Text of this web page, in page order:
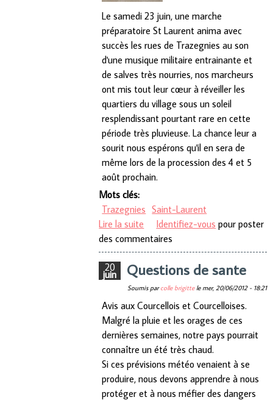
Le samedi 23 juin, une marche
préparatoire St Laurent anima avec
succès les rues de Trazegnies au son
d'une musique militaire entrainante et
de salves très nourries, nos marcheurs
ont mis tout leur cœur à réveiller les
quartiers du village sous un soleil
resplendissant pourtant rare en cette
période très pluvieuse. La chance leur a
sourit nous espérons qu'il en sera de
même lors de la procession des 4 et 5
août prochain.
Mots clés:
Trazegnies Saint-Laurent
Lire la suite de Marche préparatoire Saint-
Laurent
Identifiez-vous pour poster
des commentaires
20
juin Questions de sante
Soumis parcolle brigittele mer, 20/06/2012 - 18:21
Avis aux Courcellois et Courcelloises.
Malgré la pluie et les orages de ces
dernières semaines, notre pays pourrait
connaître un été très chaud.
Si ces prévisions météo venaient à se
produire, nous devons apprendre à nous
protéger et à nous méfier des dangers